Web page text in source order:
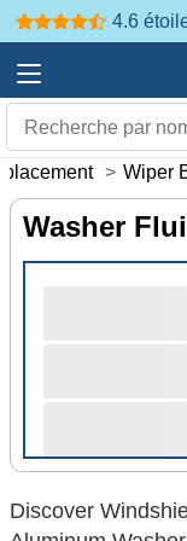
4.6
> Wiper
Washer
Discover